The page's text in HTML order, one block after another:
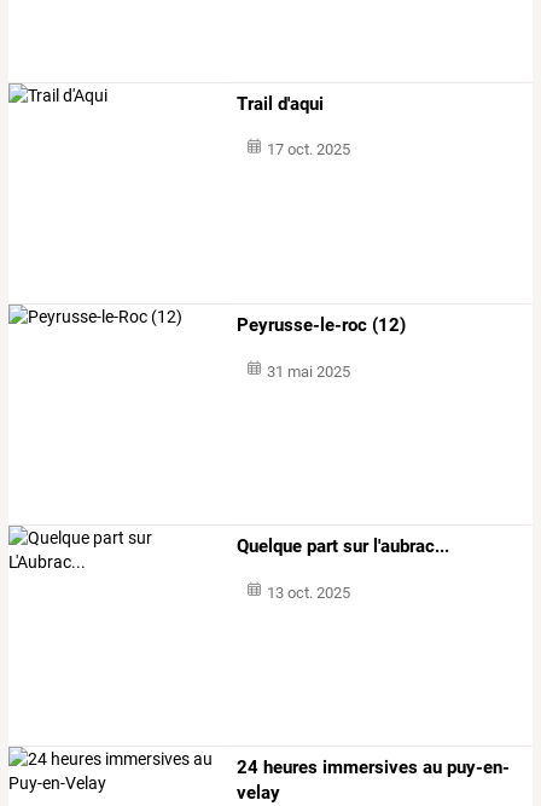
Trail d'aqui
17 oct. 2025
Peyrusse-le-roc (12)
31 mai 2025
Quelque part sur l'aubrac...
13 oct. 2025
24 heures immersives au puy-en-
velay